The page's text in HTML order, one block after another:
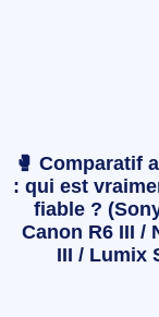
🥊 Comparatif
: qui est
fiable ?
Canon R6 III /
III / Lumix